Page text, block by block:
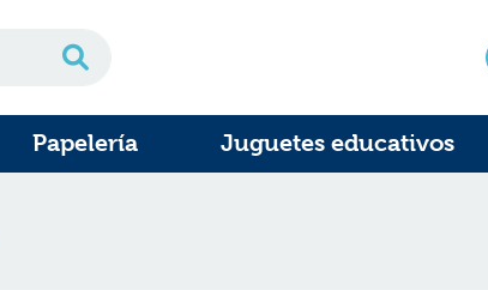
Papelería Juguetes educativos